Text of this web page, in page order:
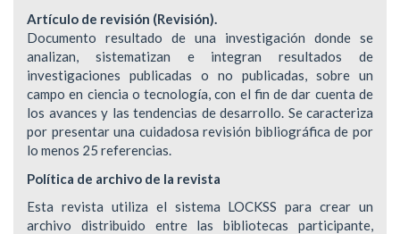
Artículo de revisión (Revisión).
Documento resultado de una investigación donde se
analizan, sistematizan e integran resultados de
investigaciones publicadas o no publicadas, sobre un
campo en ciencia o tecnología, con el fin de dar cuenta de
los avances y las tendencias de desarrollo. Se caracteriza
por presentar una cuidadosa revisión bibliográfica de por
lo menos 25 referencias.
Política de archivo de la revista
Esta revista utiliza el sistema LOCKSS para crear un
archivo distribuido entre las bibliotecas participante,